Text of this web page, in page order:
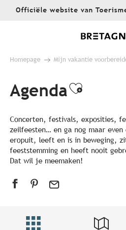
AllerOfficiële website van
Homepage Mijn vakantie
Agenda
Concerten, festivals, exposities,
zeilfeesten… en ga nog maar
eropuit, leeft en is in beweging,
feeststemming en heeft nooit
Dat wil je meemaken!